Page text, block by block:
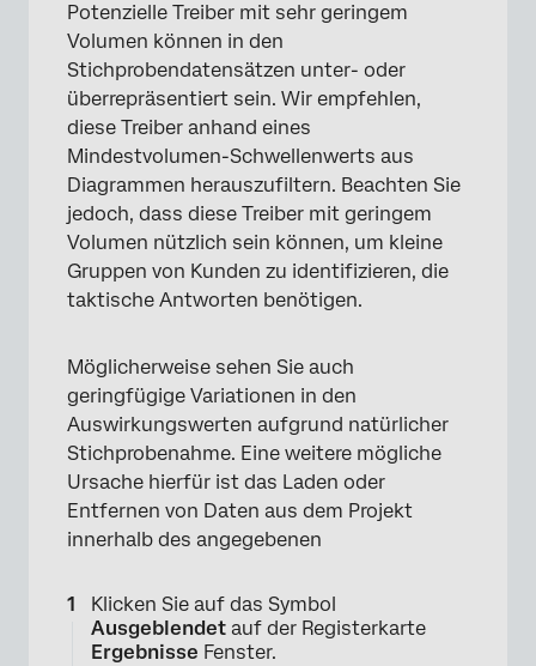
Potenzielle Treiber mit sehr geringem
Volumen können in den
Stichprobendatensätzen unter- oder
überrepräsentiert sein. Wir empfehlen,
diese Treiber anhand eines
Mindestvolumen-Schwellenwerts aus
Diagrammen herauszufiltern. Beachten Sie
jedoch, dass diese Treiber mit geringem
Volumen nützlich sein können, um kleine
Gruppen von Kunden zu identifizieren, die
taktische Antworten benötigen.
Möglicherweise sehen Sie auch
geringfügige Variationen in den
Auswirkungswerten aufgrund natürlicher
Stichprobenahme. Eine weitere mögliche
Ursache hierfür ist das Laden oder
Entfernen von Daten aus dem Projekt
innerhalb des angegebenen
Klicken Sie auf das Symbol
Ausgeblendet auf der Registerkarte
Ergebnisse Fenster.